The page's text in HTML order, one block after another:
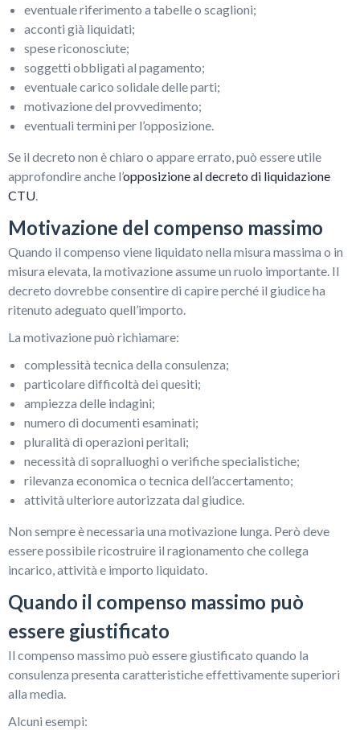
eventuale riferimento a tabelle o scaglioni;
acconti già liquidati;
spese riconosciute;
soggetti obbligati al pagamento;
eventuale carico solidale delle parti;
motivazione del provvedimento;
eventuali termini per l’opposizione.
Se il decreto non è chiaro o appare errato, può essere utile
approfondire anche l’opposizione al decreto di liquidazione
CTU
Motivazione del compenso massimo
Quando il compenso viene liquidato nella misura massima o in
misura elevata, la motivazione assume un ruolo importante. Il
decreto dovrebbe consentire di capire perché il giudice ha
ritenuto adeguato quell’importo.
La motivazione può richiamare:
complessità tecnica della consulenza;
particolare difficoltà dei quesiti;
ampiezza delle indagini;
numero di documenti esaminati;
pluralità di operazioni peritali;
necessità di sopralluoghi o verifiche specialistiche;
rilevanza economica o tecnica dell’accertamento;
attività ulteriore autorizzata dal giudice.
Non sempre è necessaria una motivazione lunga. Però deve
essere possibile ricostruire il ragionamento che collega
incarico, attività e importo liquidato.
Quando il compenso massimo può
essere giustificato
Il compenso massimo può essere giustificato quando la
consulenza presenta caratteristiche effettivamente superiori
alla media.
Alcuni esempi: